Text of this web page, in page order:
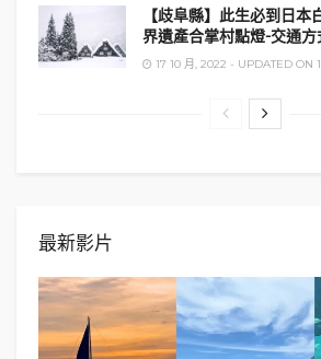
【歧阜縣】此生必到日
界遺產合掌村點燈-交通方
17 10 月, 2022 - UPDATED ON
最新影片